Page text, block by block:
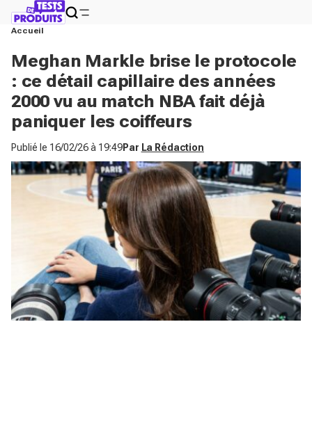
Accueil
Meghan Markle brise le protocole
: ce détail capillaire des années
2000 vu au match NBA fait déjà
paniquer les coiffeurs
Publié le 16/02/26 à 19:49Par La Rédaction